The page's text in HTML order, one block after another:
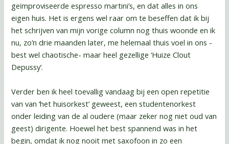
geïmproviseerde espresso martini’s, en dat alles in ons
eigen huis. Het is ergens wel raar om te beseffen dat ik bij
het schrijven van mijn vorige column nog thuis woonde en ik
nu, zo’n drie maanden later, me helemaal thuis voel in ons -
best wel chaotische- maar heel gezellige ‘Huize Clout
Depussy’.
Verder ben ik heel toevallig vandaag bij een open repetitie
van van ‘het huisorkest’ geweest, een studentenorkest
onder leiding van de al oudere (maar zeker nog niet oud van
geest) dirigente. Hoewel het best spannend was in het
begin, omdat ik nog nooit met saxofoon in zo een